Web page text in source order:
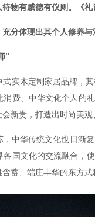
物有威德有仪则。《
分体现出其个人修养
”
实木定制家居品牌，
费、中华文化个人的
新贵，打造出时尚美
中华传统文化也日渐
国文化的交流融合，
蓄、端庄丰华的东方